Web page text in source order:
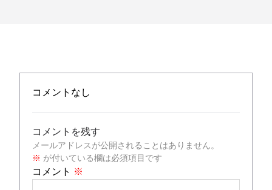
コメントなし
コメントを残す
メールアドレスが公開されることはありません。
※ が付いている欄は必須項目です
コメント ※